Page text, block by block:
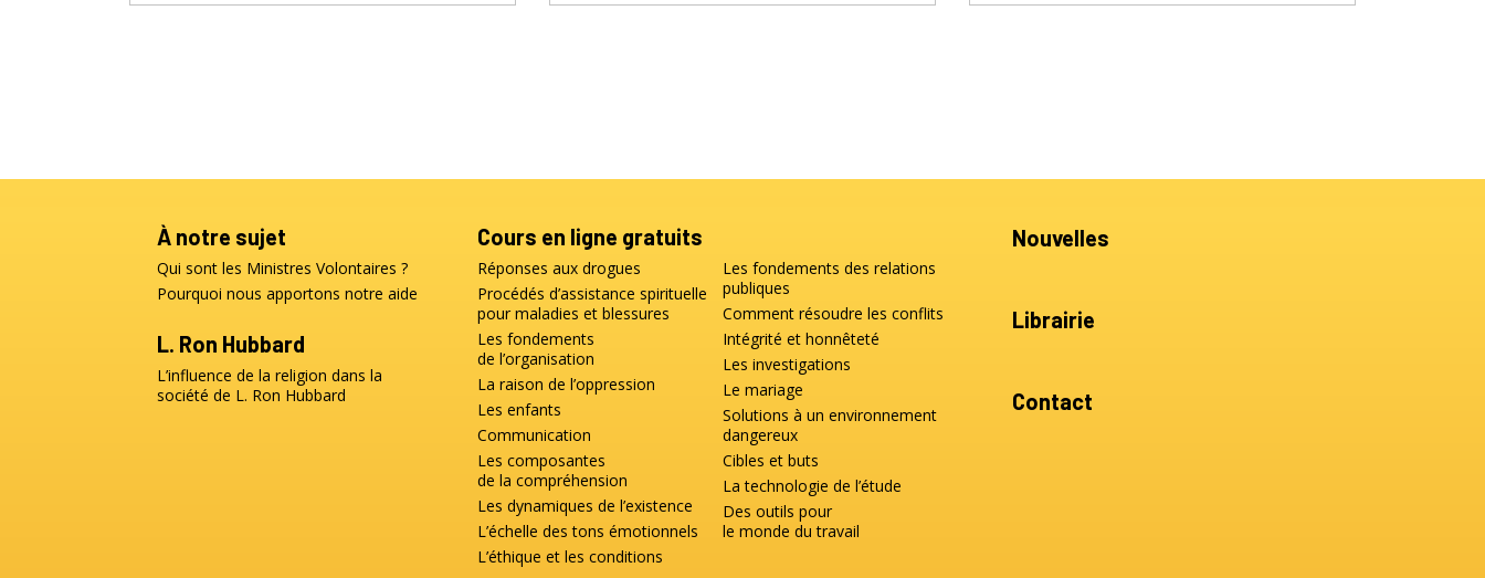
À notre sujet
Qui sont les Ministres Volontaires ?
Pourquoi nous apportons notre aide
L. Ron Hubbard
L’influence de la religion dans la
société de L. Ron Hubbard
Cours en ligne gratuits
Réponses aux drogues
Procédés d’assistance spirituelle
pour maladies et blessures
Les fondements
de l’organisation
La raison de l’oppression
Les enfants
Communication
Les composantes
de la compréhension
Les dynamiques de l’existence
L’échelle des tons émotionnels
L’éthique et les conditions
Les fondements des relations
publiques
Comment résoudre les conflits
Intégrité et honnêteté
Les investigations
Le mariage
Solutions à un environnement
dangereux
Cibles et buts
La technologie de l’étude
Des outils pour
le monde du travail
Nouvelles
Librairie
Contact